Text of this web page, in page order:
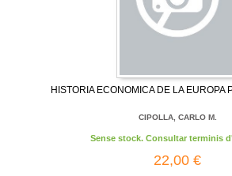
HISTORIA ECONOMICA DE LA EUROPA
CIPOLLA, CARLO M.
Sense stock. Consultar terminis
22,00 €